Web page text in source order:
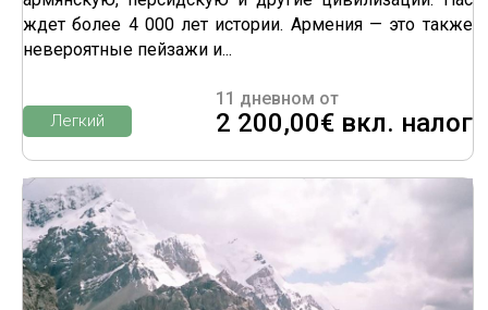
ждет более 4 000 лет истории. Армения — это также
невероятные пейзажи и...
11 дневном от
2 200,00€ вкл. налог
Легкий